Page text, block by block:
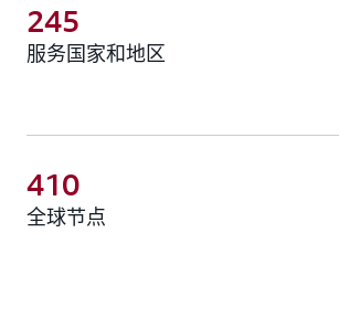
服务国家和地区
245
全球节点
410